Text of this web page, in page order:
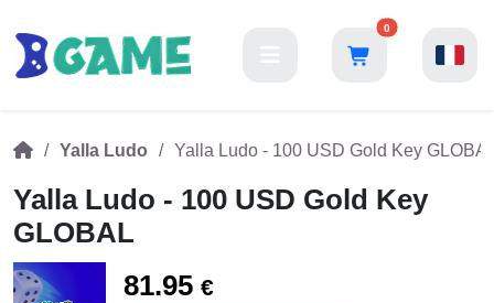
0
Yalla Ludo Yalla Ludo - 100 USD Gold Key
Yalla Ludo - 100 USD Gold Key
GLOBAL
81.95 €